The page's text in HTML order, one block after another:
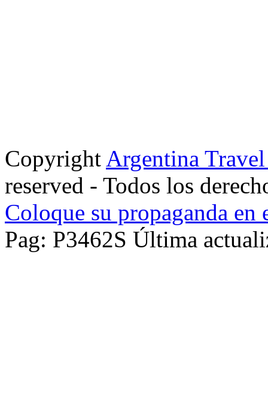
Copyright Argentina
reserved - Todos los
Coloque su propaganda en
Pag: P3462S Última